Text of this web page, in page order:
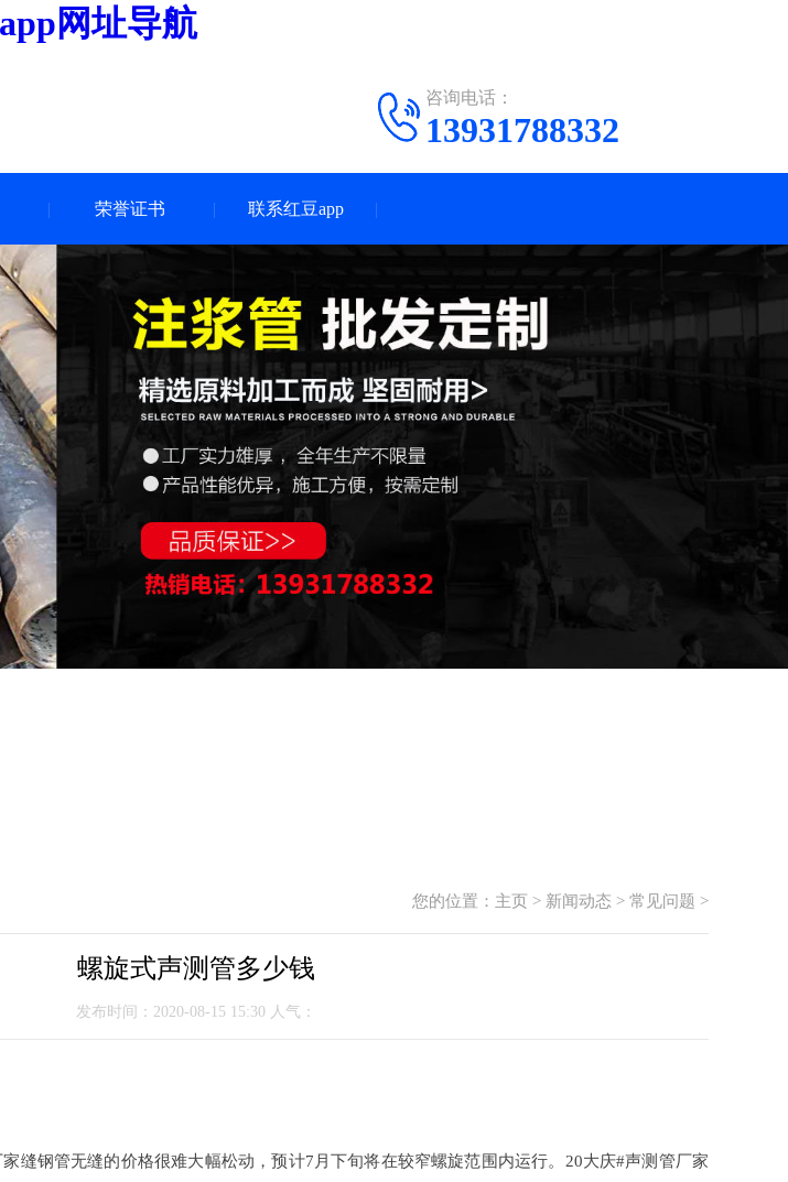
网址导航
咨询电话：
13931788332
荣誉证书 联系红豆app
您的位置： 主页 > 新闻动态 > 常见问题 >
螺旋式声测管多少钱
发布时间：2020-08-15 15:30 人气：
钢管无缝的价格很难大幅松动，预计7月下旬将在较窄螺旋范围内运行。20大庆#声测管厂家